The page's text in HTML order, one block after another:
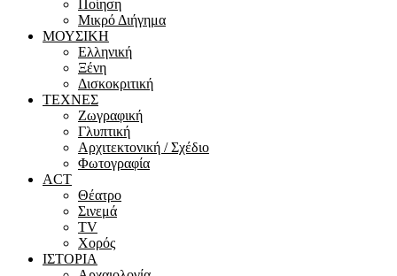
Ποίηση
Μικρό Διήγημα
ΜΟΥΣΙΚΗ
Ελληνική
Ξένη
Δισκοκριτική
ΤΕΧΝΕΣ
Ζωγραφική
Γλυπτική
Αρχιτεκτονική / Σχέδιο
Φωτογραφία
ACT
Θέατρο
Σινεμά
ΤV
Χορός
ΙΣΤΟΡΙΑ